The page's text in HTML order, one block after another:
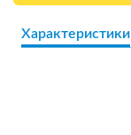
Характеристики